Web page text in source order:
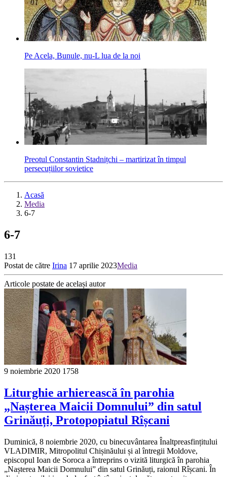
Pe Acela, Bunule, nu-L lua de la noi
Preotul Constantin Stadnițchi – martirizat în timpul
persecuțiilor sovietice
Acasă
Media
6-7
6-7
131
Postat de către Irina 17 aprilie 2023Media
Articole postate de același autor
9 noiembrie 2020 1758
Liturghie arhierească în parohia
„Nașterea Maicii Domnului” din satul
Grinăuți, Protopopiatul Rîșcani
Duminică, 8 noiembrie 2020, cu binecuvântarea Înaltpreasfințitului
VLADIMIR, Mitropolitul Chișinăului și al întregii Moldove,
episcopul Ioan de Soroca a întreprins o vizită liturgică în parohia
„Nașterea Maicii Domnului” din satul Grinăuți, raionul Rîșcani. În